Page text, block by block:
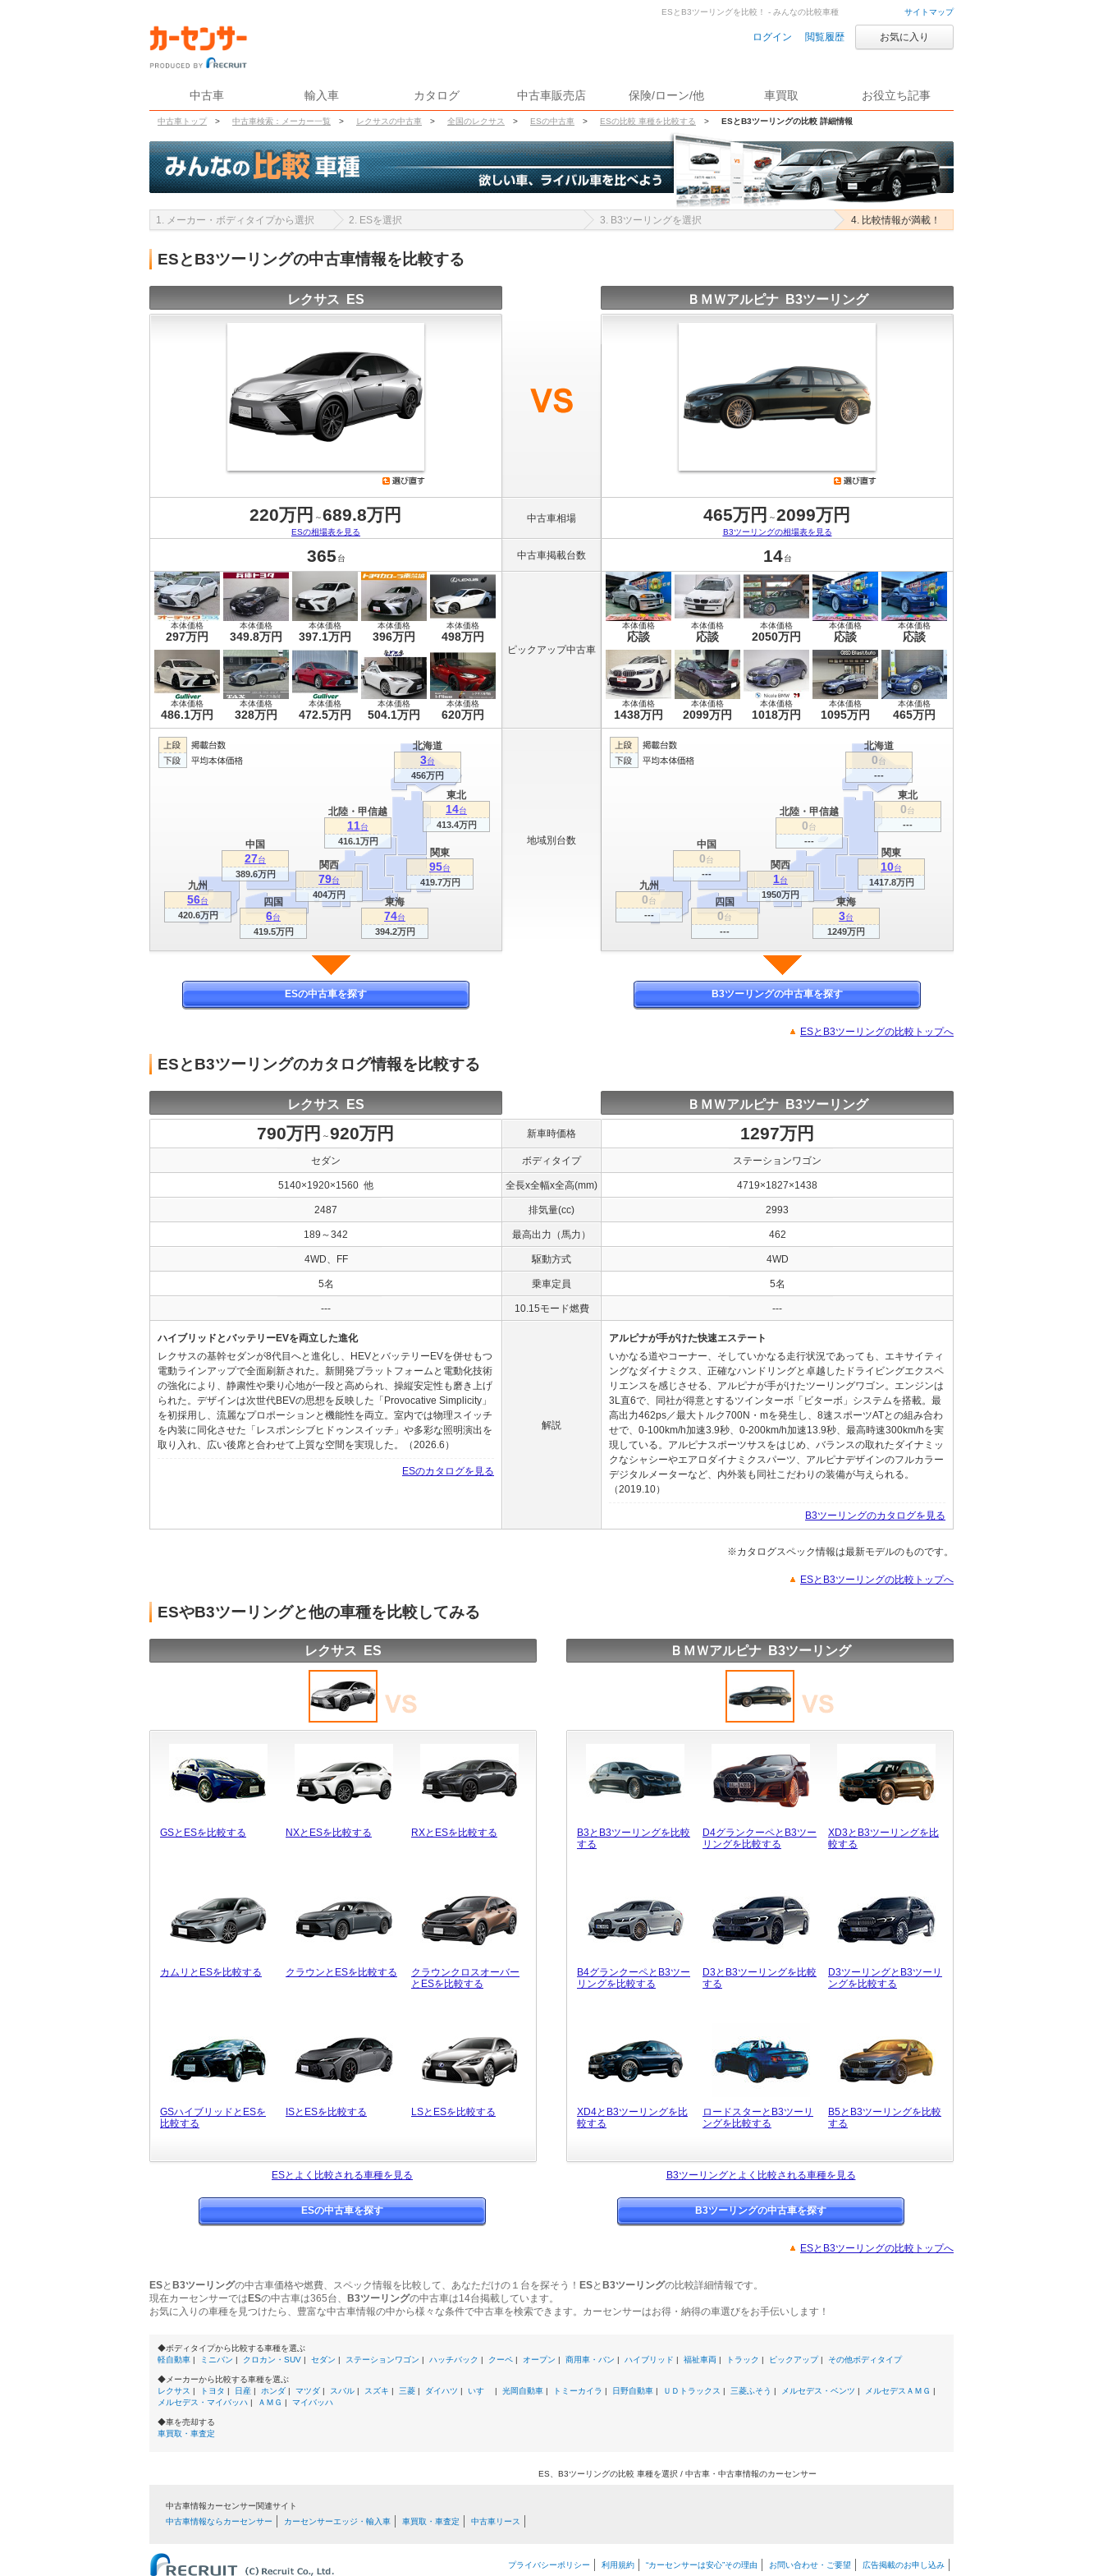
サイトマップ
ログイン 閲覧履歴 お気に入り
中古車 輸入車 カタログ 中古車販売店 保険/ローン/他 車買取 お役立ち記事
中古車トップ > 中古車検索：メーカー一覧 > レクサスの中古車 > 全国のレクサス > ESの中古車 > ESの比較 車種を比較する > ESとB3ツーリングの比較 詳細情報
ESとB3ツーリングを比較！ - みんなの比較車種
1. メーカー・ボディタイプから選択 2. ESを選択 3. B3ツーリングを選択 4. 比較情報が満載！
ESとB3ツーリングの中古車情報を比較する
レクサス ES ＢＭＷアルピナ B3ツーリング
220万円 ～689.8万円
ESの相場表を見る
中古車相場 465万円 ～2099万円
B3ツーリングの相場表を見る
365 台 中古車掲載台数 14 台
本体価格
297万円
本体価格
349.8万円
本体価格
397.1万円
本体価格
396万円
本体価格
498万円
本体価格
486.1万円
本体価格
328万円
本体価格
472.5万円
本体価格
504.1万円
本体価格
620万円
ピックアップ中古車
本体価格
応談
本体価格
応談
本体価格
2050万円
本体価格
応談
本体価格
応談
本体価格
1438万円
本体価格
2099万円
本体価格
1018万円
本体価格
1095万円
本体価格
465万円
関東
95台
419.7万円
関西
79台
404万円
東海
74台
394.2万円
北海道
3台
456万円
九州
56台
420.6万円
東北
14台
413.4万円
北陸・甲信越
11台
416.1万円
中国
27台
389.6万円
四国
6台
419.5万円
地域別台数
関東
10台
1417.8万円
関西
1台
1950万円
東海
3台
1249万円
北海道
0台
---
九州
0台
---
東北
0台
---
北陸・甲信越
0台
---
中国
0台
---
四国
0台
---
ESの中古車を探す B3ツーリングの中古車を探す
ESとB3ツーリングの比較トップへ
ESとB3ツーリングのカタログ情報を比較する
レクサス ES ＢＭＷアルピナ B3ツーリング
790万円 ～920万円 新車時価格 1297万円
セダン ボディタイプ ステーションワゴン
5140×1920×1560 他 全長x全幅x全高(mm) 4719×1827×1438
2487 排気量(cc) 2993
189～342 最高出力（馬力） 462
4WD、FF 駆動方式 4WD
5名 乗車定員 5名
--- 10.15モード燃費 ---
ハイブリッドとバッテリーEVを両立した進化
レクサスの基幹セダンが8代目へと進化し、HEVとバッテリーEVを併せもつ
電動ラインアップで全面刷新された。新開発プラットフォームと電動化技術
の強化により、静粛性や乗り心地が一段と高められ、操縦安定性も磨き上げ
られた。デザインは次世代BEVの思想を反映した「Provocative Simplicity」
を初採用し、流麗なプロポーションと機能性を両立。室内では物理スイッチ
を内装に同化させた「レスポンシブヒドゥンスイッチ」や多彩な照明演出を
取り入れ、広い後席と合わせて上質な空間を実現した。（2026.6）
ESのカタログを見る
解説
アルピナが手がけた快速エステート
いかなる道やコーナー、そしていかなる走行状況であっても、エキサイティ
ングなダイナミクス、正確なハンドリングと卓越したドライビングエクスペ
リエンスを感じさせる、アルピナが手がけたツーリングワゴン。エンジンは
3L直6で、同社が得意とするツインターボ「ビターボ」システムを搭載。最
高出力462ps／最大トルク700N・mを発生し、8速スポーツATとの組み合わ
せで、0-100km/h加速3.9秒、0-200km/h加速13.9秒、最高時速300km/hを実
現している。アルピナスポーツサスをはじめ、バランスの取れたダイナミッ
クなシャシーやエアロダイナミクスパーツ、アルピナデザインのフルカラー
デジタルメーターなど、内外装も同社こだわりの装備が与えられる。
（2019.10）
B3ツーリングのカタログを見る
※カタログスペック情報は最新モデルのものです。
ESとB3ツーリングの比較トップへ
ESやB3ツーリングと他の車種を比較してみる
レクサス ES
GSとESを比較する NXとESを比較する RXとESを比較する
カムリとESを比較する クラウンとESを比較する
クラウンクロスオーバー
とESを比較する
GSハイブリッドとESを
比較する
ISとESを比較する LSとESを比較する
ＢＭＷアルピナ B3ツーリング
B3とB3ツーリングを比較
する
D4グランクーペとB3ツー
リングを比較する
XD3とB3ツーリングを比
較する
B4グランクーペとB3ツー
リングを比較する
D3とB3ツーリングを比較
する
D3ツーリングとB3ツーリ
ングを比較する
XD4とB3ツーリングを比
較する
ロードスターとB3ツーリ
ングを比較する
B5とB3ツーリングを比較
する
ESとよく比較される車種を見る B3ツーリングとよく比較される車種を見る
ESの中古車を探す B3ツーリングの中古車を探す
ESとB3ツーリングの比較トップへ
ESと B3ツーリングの中古車価格や燃費、スペック情報を比較して、あなただけの１台を探そう！ ESと B3ツーリングの比較詳細情報です。
現在カーセンサーでは ESの中古車は365台、 B3ツーリングの中古車は14台掲載しています。
お気に入りの車種を見つけたら、豊富な中古車情報の中から様々な条件で中古車を検索できます。カーセンサーはお得・納得の車選びをお手伝いします！
◆ボディタイプから比較する車種を選ぶ
軽自動車 | ミニバン | クロカン・SUV | セダン | ステーションワゴン | ハッチバック | クーペ | オープン | 商用車・バン | ハイブリッド | 福祉車両 | トラック | ピックアップ| その他ボディタイプ
◆メーカーから比較する車種を選ぶ
レクサス | トヨタ | 日産 | ホンダ | マツダ | スバル | スズキ | 三菱 | ダイハツ | いすゞ | 光岡自動車 | トミーカイラ | 日野自動車 | ＵＤトラックス | 三菱ふそう | メルセデス・ベンツ | メルセデスＡＭＧ |
メルセデス・マイバッハ | ＡＭＧ | マイバッハ
◆車を売却する
車買取・車査定
ES、B3ツーリングの比較 車種を選択 / 中古車・中古車情報のカーセンサー
中古車情報カーセンサー関連サイト
中古車情報ならカーセンサー
カーセンサーエッジ・輸入車 車買取・車査定 中古車リース
プライバシーポリシー 利用規約 “カーセンサーは安心”その理由 お問い合わせ・ご要望 広告掲載のお申し込み